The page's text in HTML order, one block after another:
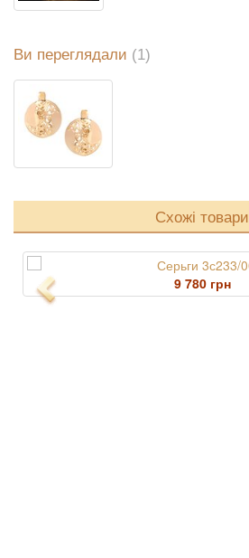
Ви переглядали (1)
Схожі товари
Previous 9 780 грн